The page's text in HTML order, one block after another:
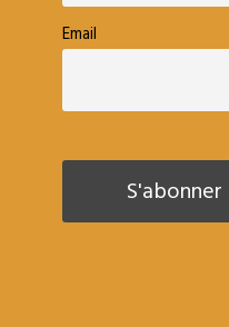
Email